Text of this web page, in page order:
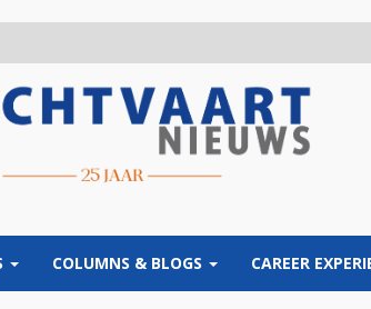
COLUMNS & BLOGS CAREER